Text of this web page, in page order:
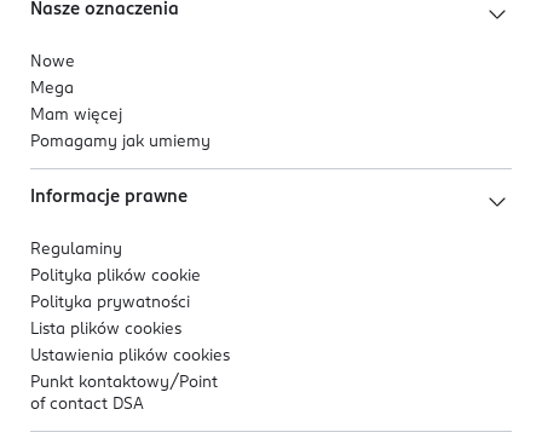
Nasze oznaczenia
Nowe
Mega
Mam więcej
Pomagamy jak umiemy
Informacje prawne
Regulaminy
Polityka plików cookie
Polityka prywatności
Lista plików cookies
Ustawienia plików cookies
Punkt kontaktowy/ Point
of contact DSA